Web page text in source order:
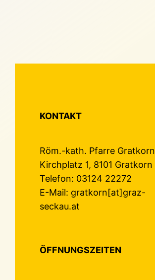
KONTAKT
Röm.-kath. Pfarre Gratkorn
Kirchplatz 1, 8101 Gratkorn
Telefon: 03124 22272
E-Mail: gratkorn[at]graz-
seckau.at
ÖFFNUNGSZEITEN